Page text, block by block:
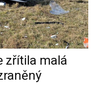
zřítila malá